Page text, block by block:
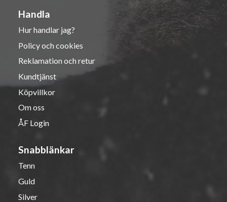
Handla
Hur handlar jag?
Policy och cookies
Reklamation och retur
Kundtjänst
Köpvillkor
Om oss
ÅF Login
Snabblänkar
Tenn
Guld
Silver